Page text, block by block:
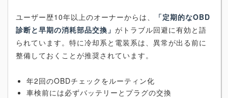
ユーザー歴10年以上のオーナーからは、
「定期的なOBD
診断と早期の消耗部品交換」 がトラブル回避に有効と語
られています。特に冷却系と電装系は、異常が出る前に
整備しておくことが推奨されています。
年2回のOBDチェックをルーティン化
車検前には必ずバッテリーとプラグの交換